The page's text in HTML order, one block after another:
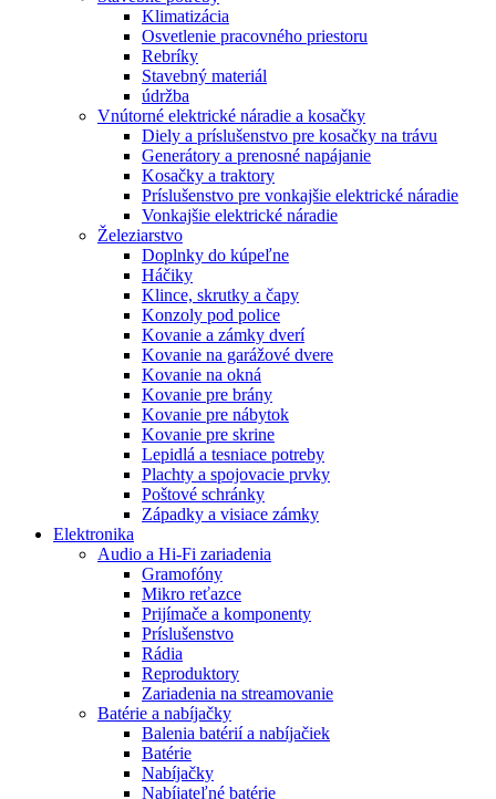
Klimatizácia
Osvetlenie pracovného priestoru
Rebríky
Stavebný materiál
údržba
Vnútorné elektrické náradie a kosačky
Diely a príslušenstvo pre kosačky na trávu
Generátory a prenosné napájanie
Kosačky a traktory
Príslušenstvo pre vonkajšie elektrické náradie
Vonkajšie elektrické náradie
Železiarstvo
Doplnky do kúpeľne
Háčiky
Klince, skrutky a čapy
Konzoly pod police
Kovanie a zámky dverí
Kovanie na garážové dvere
Kovanie na okná
Kovanie pre brány
Kovanie pre nábytok
Kovanie pre skrine
Lepidlá a tesniace potreby
Plachty a spojovacie prvky
Poštové schránky
Západky a visiace zámky
Elektronika
Audio a Hi-Fi zariadenia
Gramofóny
Mikro reťazce
Prijímače a komponenty
Príslušenstvo
Rádia
Reproduktory
Zariadenia na streamovanie
Batérie a nabíjačky
Balenia batérií a nabíjačiek
Batérie
Nabíjačky
Nabíjateľné batérie